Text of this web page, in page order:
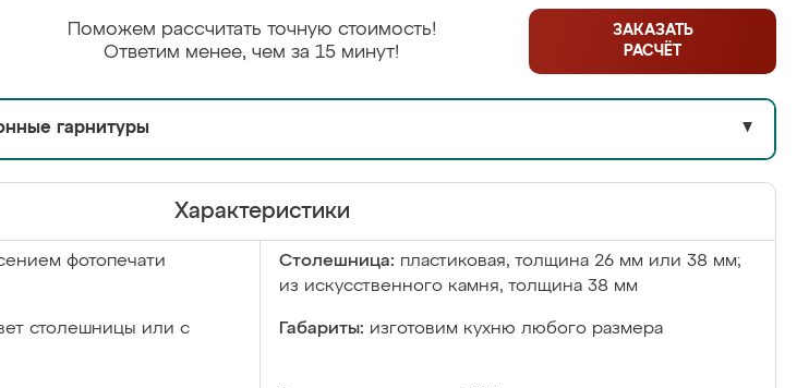
Поможем рассчитать точную стоимость!
Ответим менее, чем за 15 минут!
ЗАКАЗАТЬ
РАСЧЁТ
гарнитуры ▼
Характеристики
фотопечати Столешница: пластиковая, толщина 26 мм или 38 мм;
из искусственного камня, толщина 38 мм
столешницы или с
Габариты: изготовим кухню любого размера